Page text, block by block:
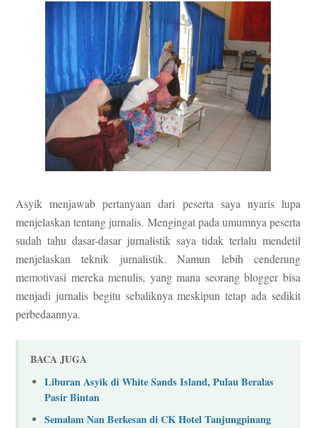
Asyik menjawab pertanyaan dari peserta saya nyaris lupa
menjelaskan tentang jurnalis. Mengingat pada umumnya peserta
sudah tahu dasar-dasar jurnalistik saya tidak terlalu mendetil
menjelaskan teknik jurnalistik. Namun lebih cenderung
memotivasi mereka menulis, yang mana seorang blogger bisa
menjadi jurnalis begitu sebaliknya meskipun tetap ada sedikit
perbedaannya.
BACA JUGA
Liburan Asyik di White Sands Island, Pulau Beralas
Pasir Bintan
Semalam Nan Berkesan di CK Hotel Tanjungpinang